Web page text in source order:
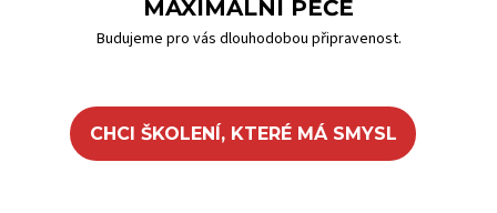
MAXIMÁLNÍ PÉČE
Budujeme pro vás dlouhodobou připravenost.
CHCI ŠKOLENÍ, KTERÉ MÁ SMYSL